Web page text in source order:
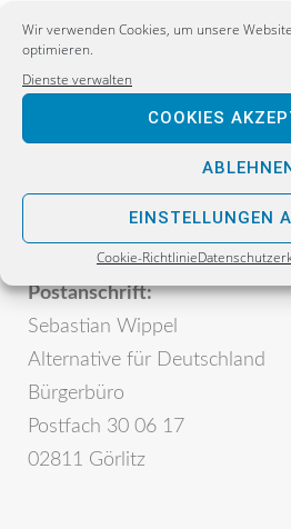
Wir verwenden Cookies, um unsere
optimieren.
Dienste verwalten
COOKIES
EINSTELLUNGEN
Cookie-Richtlinie
Postanschrift:
Sebastian Wippel
Alternative für Deutschland
Bürgerbüro
Postfach 30 06 17
02811 Görlitz